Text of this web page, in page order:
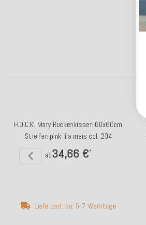
H.O.C.K. Mary Rückenkissen 60x60cm
Streifen pink lila mais col. 204
ab34,66 €*
Lieferzeit: ca. 5-7 Werktage